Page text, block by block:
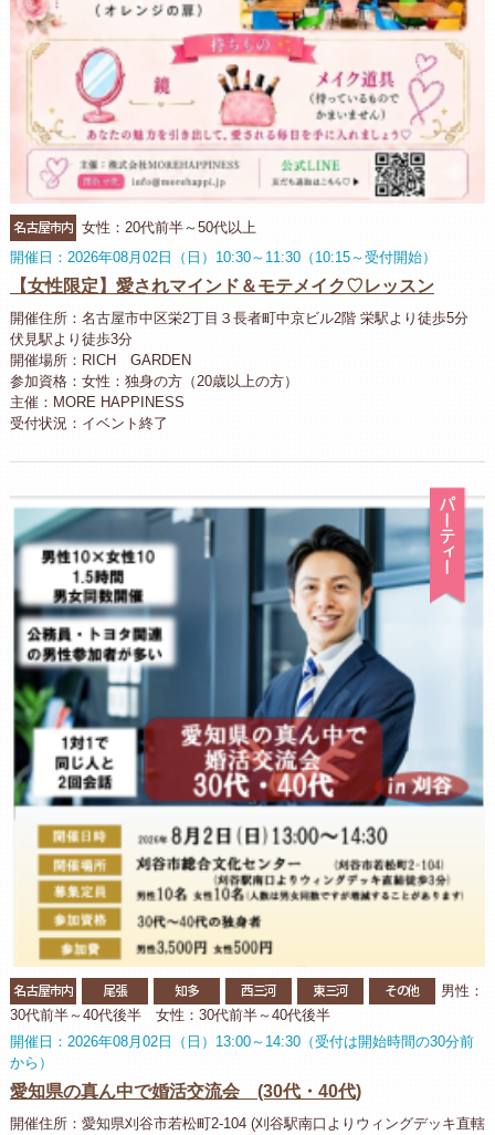
名古屋市内 女性：20代前半～50代以上
開催日：2026年08月02日（日）10:30～11:30（10:15～受付開始）
【女性限定】愛されマインド＆モテメイク♡レッスン
開催住所：名古屋市中区栄2丁目３長者町中京ビル2階 栄駅より徒歩5分
伏見駅より徒歩3分
開催場所：RICH GARDEN
参加資格：女性：独身の方（20歳以上の方）
主催：MORE HAPPINESS
受付状況：イベント終了
パ
名古屋市内 尾張 知多 西三河 東三河 その他
男性：
30代前半～40代後半 女性：30代前半～40代後半
開催日：2026年08月02日（日）13:00～14:30（受付は開始時間の30分前
から）
愛知県の真ん中で婚活交流会 (30代・40代)
開催住所：愛知県刈谷市若松町2-104 (刈谷駅南口よりウィングデッキ直轄